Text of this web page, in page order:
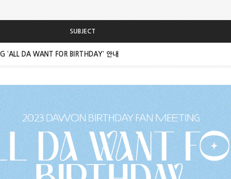
SUBJECT
‘ALL DA WANT FOR BIRTHDAY’ 안내